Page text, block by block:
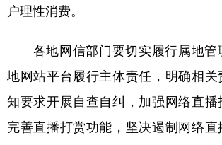
户理性消费。
各地网信部门要切实履行属地管
地网站平台履行主体责任，明确相关
知要求开展自查自纠，加强网络直播
完善直播打赏功能，坚决遏制网络直